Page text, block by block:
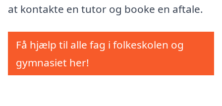
at kontakte en tutor og booke en aftale.
Få hjælp til alle fag i folkeskolen og
gymnasiet her!